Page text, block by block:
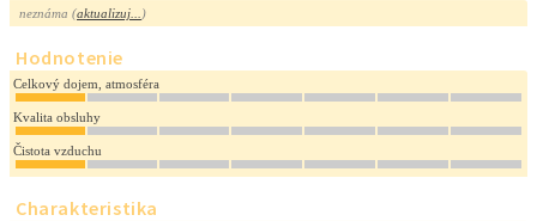
neznáma (aktualizuj... )
Hodnotenie
Celkový dojem, atmosféra
Kvalita obsluhy
Čistota vzduchu
Charakteristika